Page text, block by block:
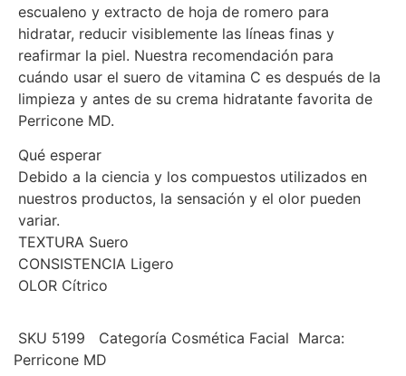
escualeno y extracto de hoja de romero para
hidratar, reducir visiblemente las líneas finas y
reafirmar la piel. Nuestra recomendación para
cuándo usar el suero de vitamina C es después de la
limpieza y antes de su crema hidratante favorita de
Perricone MD.
Qué esperar
Debido a la ciencia y los compuestos utilizados en
nuestros productos, la sensación y el olor pueden
variar.
TEXTURA Suero
CONSISTENCIA Ligero
OLOR Cítrico
SKU 5199 Categoría Cosmética Facial Marca:
Perricone MD